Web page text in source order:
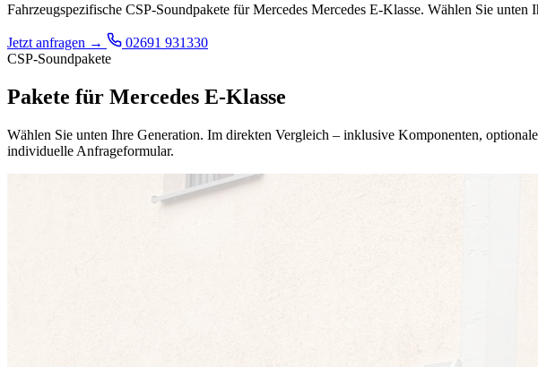
Fahrzeugspezifische CSP-Soundpakete für Mercedes Mercedes E-Klasse. Wählen Sie
Jetzt anfragen →
02691 931330
CSP-Soundpakete
Pakete für Mercedes E-Klasse
Wählen Sie unten Ihre Generation. Im direkten Vergleich – inklusive Komponenten,
individuelle Anfrageformular.